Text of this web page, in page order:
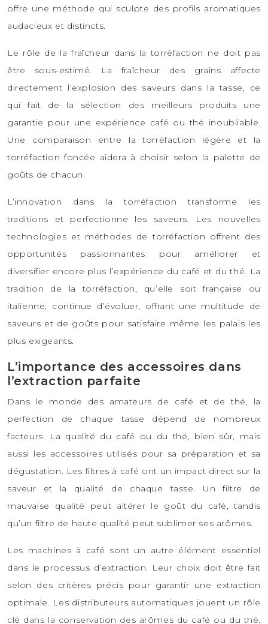
offre une méthode qui sculpte des profils aromatiques
audacieux et distincts.
Le rôle de la fraîcheur dans la torréfaction ne doit pas
être sous-estimé. La fraîcheur des grains affecte
directement l’explosion des saveurs dans la tasse, ce
qui fait de la sélection des meilleurs produits une
garantie pour une expérience café ou thé inoubliable.
Une comparaison entre la torréfaction légère et la
torréfaction foncée aidera à choisir selon la palette de
goûts de chacun.
L’innovation dans la torréfaction transforme les
traditions et perfectionne les saveurs. Les nouvelles
technologies et méthodes de torréfaction offrent des
opportunités passionnantes pour améliorer et
diversifier encore plus l’expérience du café et du thé. La
tradition de la torréfaction, qu’elle soit française ou
italienne, continue d’évoluer, offrant une multitude de
saveurs et de goûts pour satisfaire même les palais les
plus exigeants.
L’importance des accessoires dans
l’extraction parfaite
Dans le monde des amateurs de café et de thé, la
perfection de chaque tasse dépend de nombreux
facteurs. La qualité du café ou du thé, bien sûr, mais
aussi les accessoires utilisés pour sa préparation et sa
dégustation. Les filtres à café ont un impact direct sur la
saveur et la qualité de chaque tasse. Un filtre de
mauvaise qualité peut altérer le goût du café, tandis
qu’un filtre de haute qualité peut sublimer ses arômes.
Les machines à café sont un autre élément essentiel
dans le processus d’extraction. Leur choix doit être fait
selon des critères précis pour garantir une extraction
optimale. Les distributeurs automatiques jouent un rôle
clé dans la conservation des arômes du café ou du thé.